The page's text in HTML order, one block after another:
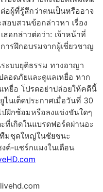
อผู้ที่รู้สึกว่าตนเป็นหรืออาจ
อบสวนข้อกล่าวหา เรื่อง
อกล่าวต่อว่า: เจ้าหน้าที่
ารฝึกอบรมจากผู้เชี่ยวชาญ
ะบบยุติธรรม ทางอาญา
ลอดภัยและดูแลเหยื่อ หาก
หยื่อ โปรดอย่าปล่อยให้คดีนี้
นเต็ดประกาศเมื่อวันที่ 30
ฝึกซ้อมหรือลงแข่งขันใดๆ
ที่เกิดในแบรดฟอร์ดผ่านอะ
ทีมชุดใหญ่ในชัยชนะ
ต์-แชร์กแมงในเดือน